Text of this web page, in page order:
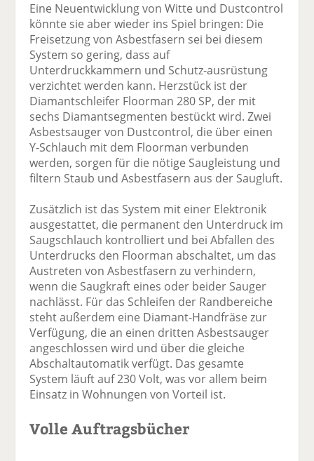
Eine Neuentwicklung von Witte und Dustcontrol
könnte sie aber wieder ins Spiel bringen: Die
Freisetzung von Asbestfasern sei bei diesem
System so gering, dass auf
Unterdruckkammern und Schutz-ausrüstung
verzichtet werden kann. Herzstück ist der
Diamantschleifer Floorman 280 SP, der mit
sechs Diamantsegmenten bestückt wird. Zwei
Asbestsauger von Dustcontrol, die über einen
Y-Schlauch mit dem Floorman verbunden
werden, sorgen für die nötige Saugleistung und
filtern Staub und Asbestfasern aus der Saugluft.
Zusätzlich ist das System mit einer Elektronik
ausgestattet, die permanent den Unterdruck im
Saugschlauch kontrolliert und bei Abfallen des
Unterdrucks den Floorman abschaltet, um das
Austreten von Asbestfasern zu verhindern,
wenn die Saugkraft eines oder beider Sauger
nachlässt. Für das Schleifen der Randbereiche
steht außerdem eine Diamant-Handfräse zur
Verfügung, die an einen dritten Asbestsauger
angeschlossen wird und über die gleiche
Abschaltautomatik verfügt. Das gesamte
System läuft auf 230 Volt, was vor allem beim
Einsatz in Wohnungen von Vorteil ist.
Volle Auftragsbücher